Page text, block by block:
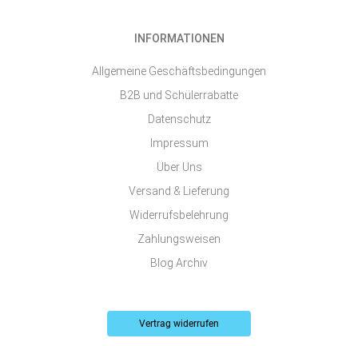
o
o
-
q
a
r
g
m
b
INFORMATIONEN
Allgemeine Geschäftsbedingungen
B2B und Schülerrabatte
Datenschutz
Impressum
Über Uns
Versand & Lieferung
Widerrufsbelehrung
Zahlungsweisen
Blog Archiv
Vertrag widerrufen